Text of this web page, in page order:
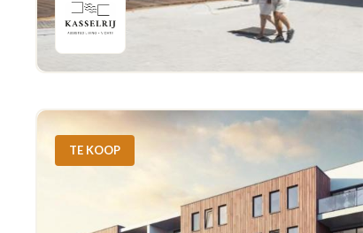
TE KOOP